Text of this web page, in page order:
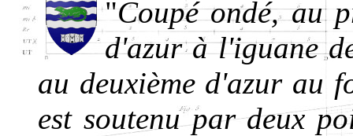
"Coupé ondé, au
d'azur à l'iguane
au deuxième d'azur au
est soutenu par deux